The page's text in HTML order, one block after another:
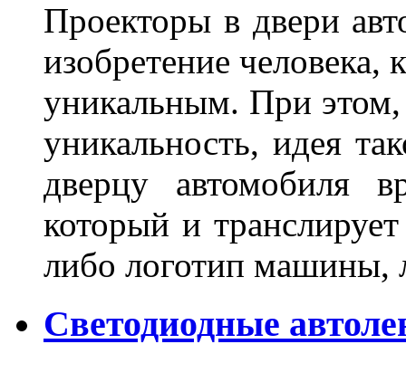
Проекторы в двери
изобретение человека,
уникальным. При этом,
уникальность, идея
дверцу автомобиля
который и
либо логотип машины,
Светодиодные